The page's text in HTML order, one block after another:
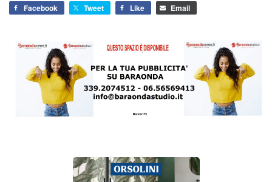
Facebook Tweet Like Email